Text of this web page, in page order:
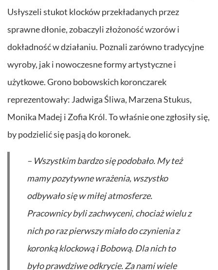
Usłyszeli stukot klocków przekładanych przez
sprawne dłonie, zobaczyli złożoność wzorów i
dokładność w działaniu. Poznali zarówno tradycyjne
wyroby, jak i nowoczesne formy artystyczne i
użytkowe. Grono bobowskich koronczarek
reprezentowały: Jadwiga Śliwa, Marzena Stukus,
Monika Madej i Zofia Król. To właśnie one zgłosiły się,
by podzielić się pasją do koronek.
– Wszystkim bardzo się podobało. My też
mamy pozytywne wrażenia, wszystko
odbywało się w miłej atmosferze.
Pracownicy byli zachwyceni, chociaż wielu z
nich po raz pierwszy miało do czynienia z
koronką klockową i Bobową. Dla nich to
było prawdziwe odkrycie. Za nami wiele